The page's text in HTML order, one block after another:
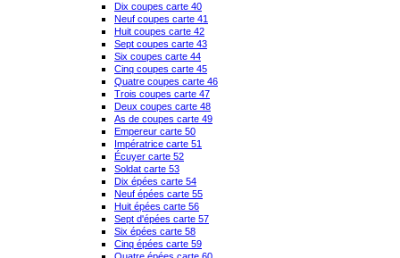
Dix coupes carte 40
Neuf coupes carte 41
Huit coupes carte 42
Sept coupes carte 43
Six coupes carte 44
Cinq coupes carte 45
Quatre coupes carte 46
Trois coupes carte 47
Deux coupes carte 48
As de coupes carte 49
Empereur carte 50
Impératrice carte 51
Écuyer carte 52
Soldat carte 53
Dix épées carte 54
Neuf épées carte 55
Huit épées carte 56
Sept d'épées carte 57
Six épées carte 58
Cinq épées carte 59